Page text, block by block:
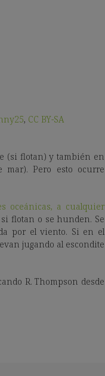
, CC BY-SA
(si flotan) y también en
Pero esto ocurre
oceánicas, a cualquier
flotan o se hunden. Se
por el viento. Si en el
jugando al escondite
R. Thompson desde